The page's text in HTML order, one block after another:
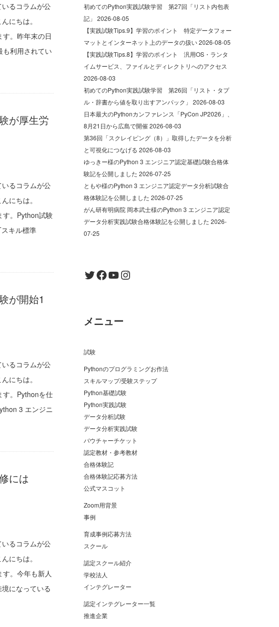
るコラムが公
にちは。
。昨年末の日
も利用されてい
が厚生労
るコラムが公
にちは。
す。Python試験
キル標準
が開始1
るコラムが公
にちは。
す。Pythonを仕
3 エンジニ
には
るコラムが公
にちは。
。今年も新人
になっている
初めてのPython実践試験学習 第27回「リスト内包表
記」 2026-08-05
【実践試験Tips.9】学習のポイント 特定データフォー
マットとインターネット上のデータの扱い2026-08-05
【実践試験Tips.8】学習のポイント 汎用OS・ランタ
イムサービス、ファイルとディレクトリへのアクセス
2026-08-03
初めてのPython実践試験学習 第26回「リスト・タプ
ル・辞書から値を取り出すアンパック」 2026-08-03
日本最大のPythonカンファレンス「PyCon JP2026」、
8月21日から広島で開催2026-08-03
第36回「スクレイピング（8）」取得したデータを分析
と可視化につなげる 2026-08-03
ゆっきー様のPython 3 エンジニア認定基礎試験合格体
験記を公開しました 2026-07-25
ともや様のPython 3 エンジニア認定データ分析試験合
格体験記を公開しました 2026-07-25
がん研有明病院 岡本武士様のPython 3 エンジニア認定
データ分析実践試験合格体験記を公開しました 2026-
07-25
Twitter
Facebook
YouTube
Instagram
メニュー
試験
Pythonのプログラミングお作法
スキルマップ/受験ステップ
Python基礎試験
Python実践試験
データ分析試験
データ分析実践試験
バウチャーチケット
認定教材・参考教材
合格体験記
合格体験記応募方法
公式マスコット
Zoom用背景
事例
育成事例応募方法
スクール
認定スクール紹介
学校法人
インテグレーター
認定インテグレーター一覧
推進企業